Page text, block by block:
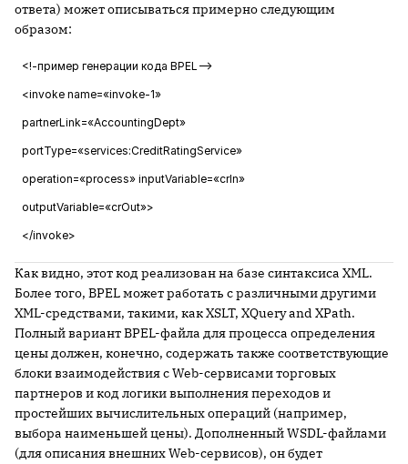
ответа) может описываться примерно следующим
образом:
<!-пример генерации кода BPEL-->
<invoke name=«invoke-1»
partnerLink=«AccountingDept»
portType=«services:CreditRatingService»
operation=«process» inputVariable=«crIn»
outputVariable=«crOut»>
</invoke>
Как видно, этот код реализован на базе синтаксиса XML.
Более того, BPEL может работать с различными другими
XML-средствами, такими, как XSLT, XQuery and XPath.
Полный вариант BPEL-файла для процесса определения
цены должен, конечно, содержать также соответствующие
блоки взаимодействия с Web-сервисами торговых
партнеров и код логики выполнения переходов и
простейших вычислительных операций (например,
выбора наименьшей цены). Дополненный WSDL-файлами
(для описания внешних Web-сервисов), он будет